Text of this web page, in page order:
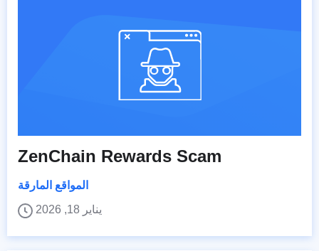
ZenChain Rewards Scam
المواقع المارقة
يناير 18, 2026